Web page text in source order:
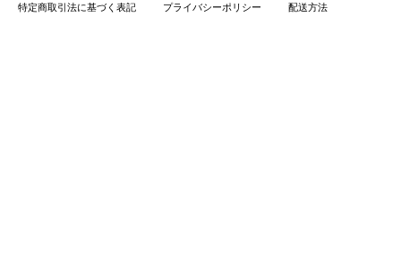
特定商取引法に基づく表記
プライバシーポリシー 配送方法